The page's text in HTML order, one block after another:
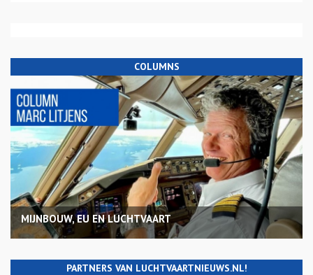
COLUMNS
MIJNBOUW, EU EN LUCHTVAART
PARTNERS VAN LUCHTVAARTNIEUWS.NL!